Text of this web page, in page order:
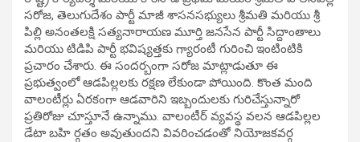
సరోజ, తెలుగుదేశం పార్టీ మాజీ శాసనసభ్యులు శ్రీమతి మరియు శ్రీ
పిల్లి అనంతలక్షి సత్యనారాయణ మూర్తి జనసేన పార్టీ సిద్దాంతాలు
మరియు టిడిపి పార్టీ భవిష్యత్తకు గ్యారంటీ గురించి ఇంటింటికి
ప్రచారం చేశారు. ఈ సందర్బంగా సరోజ మాట్లాడుతూ ఈ
ప్రభుత్వంలో ఆడపిల్లలకు రక్షణ లేకుండా పోయింది. కొంత మంది
వాలంటీర్లు ఏరకంగా ఆడవారిని ఇబ్బందులకు గురిచేస్తున్నారో
ప్రతిరోజు చూస్తూనే ఉన్నాము. వాలంటీర్ వ్యవస్థ వలన ఆడపిల్లల
డేటా బహి ర్గతం అవుతుందని వివరించడంతో నియోజకవర్గ